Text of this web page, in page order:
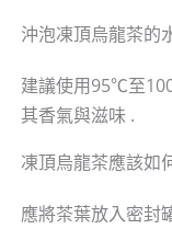
沖泡凍頂烏龍茶的
建議使用95℃至
其香氣與滋味 .
凍頂烏龍茶應該如
應將茶葉放入密封